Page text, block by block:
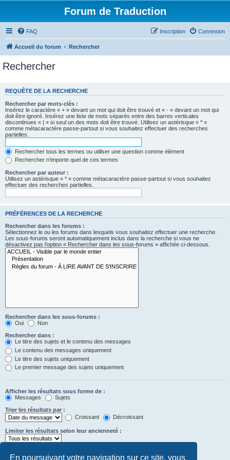
En poursuivant votre navigation sur ce site, vous
Forum de Traduction
FAQ Connexion
Inscription
Accueil du forum Rechercher
Rechercher
REQUÊTE DE LA RECHERCHE
Rechercher par mots-clés :
Insérez le caractère « + » devant un mot qui doit être trouvé et « - » devant un mot qui
doit être ignoré. Insérez une liste de mots séparés entre des barres verticales
discontinues « | » si seul un des mots doit être trouvé. Utilisez un astérisque « * »
comme métacaractère passe-partout si vous souhaitez effectuer des recherches
partielles.
Rechercher tous les termes ou utiliser une question comme élément
Rechercher n’importe quel de ces termes
Rechercher par auteur :
Utilisez un astérisque « * » comme métacaractère passe-partout si vous souhaitez
effectuer des recherches partielles.
PRÉFÉRENCES DE LA RECHERCHE
Rechercher dans les forums :
Sélectionnez le ou les forums dans lesquels vous souhaitez effectuer une recherche.
Les sous-forums seront automatiquement inclus dans la recherche si vous ne
désactivez pas l’option « Rechercher dans les sous-forums » affichée ci-dessous.
Rechercher dans les sous-forums :
Oui
Non
Rechercher dans :
Le titre des sujets et le contenu des messages
Le contenu des messages uniquement
Le titre des sujets uniquement
Le premier message des sujets uniquement
Afficher les résultats sous forme de :
Messages
Sujets
Trier les résultats par :
Croissant
Décroissant
Limiter les résultats selon leur ancienneté :